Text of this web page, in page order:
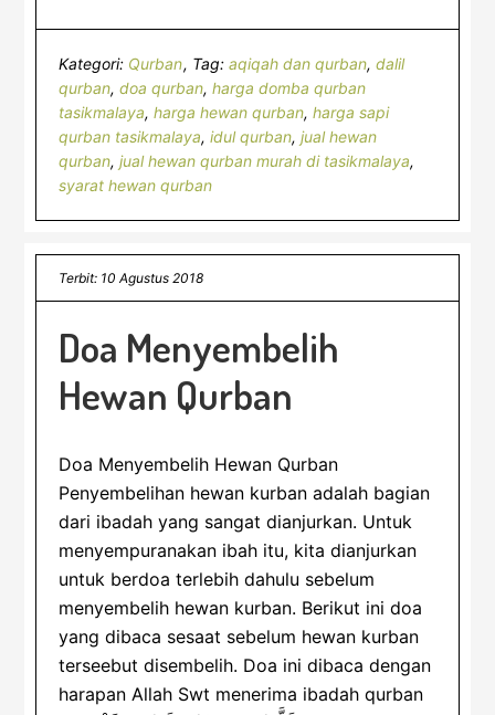
Kategori: Qurban Tag:aqiqah dan qurban,dalil
qurban,doa qurban,harga domba qurban
tasikmalaya,harga hewan qurban,harga sapi
qurban tasikmalaya,idul qurban,jual hewan
qurban,jual hewan qurban murah di tasikmalaya,
syarat hewan qurban
Terbit: 10 Agustus 2018
Doa Menyembelih
Hewan Qurban
Doa Menyembelih Hewan Qurban
Penyembelihan hewan kurban adalah bagian
dari ibadah yang sangat dianjurkan. Untuk
menyempuranakan ibah itu, kita dianjurkan
untuk berdoa terlebih dahulu sebelum
menyembelih hewan kurban. Berikut ini doa
yang dibaca sesaat sebelum hewan kurban
terseebut disembelih. Doa ini dibaca dengan
harapan Allah Swt menerima ibadah qurban